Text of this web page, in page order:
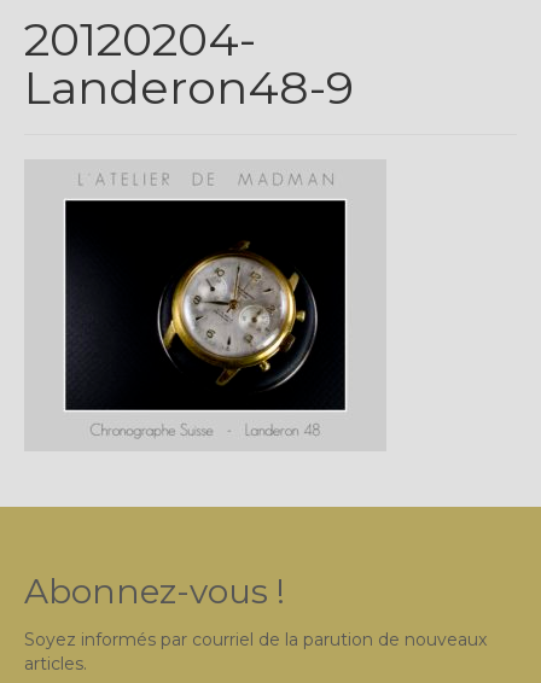
Contact
Espace Clients
Sur l’Établi 2011 – 2022
Marques Suisses du XXe siècle
Grands Horlogers
Abraham-Louis Breguet
Christian Gottfried Hahn
Dossiers constructeur
Exemple de tarifs manufacture
Outillage horloger
20120204-
Landeron48-9
Abonnez-vous !
Soyez informés par courriel de la parution de nouveaux
articles.